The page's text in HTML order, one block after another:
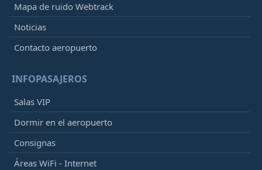
Mapa de ruido Webtrack
Noticias
Contacto aeropuerto
INFOPASAJEROS
Salas VIP
Dormir en el aeropuerto
Consignas
Áreas WiFi - Internet